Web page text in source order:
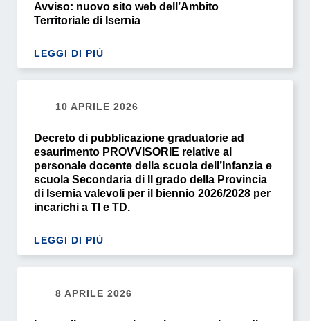
Avviso: nuovo sito web dell’Ambito
Territoriale di Isernia
LEGGI DI PIÙ
10 APRILE 2026
Decreto di pubblicazione graduatorie ad
esaurimento PROVVISORIE relative al
personale docente della scuola dell’Infanzia e
scuola Secondaria di II grado della Provincia
di Isernia valevoli per il biennio 2026/2028 per
incarichi a TI e TD.
LEGGI DI PIÙ
8 APRILE 2026